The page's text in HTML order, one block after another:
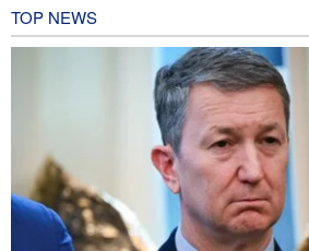
TOP NEWS